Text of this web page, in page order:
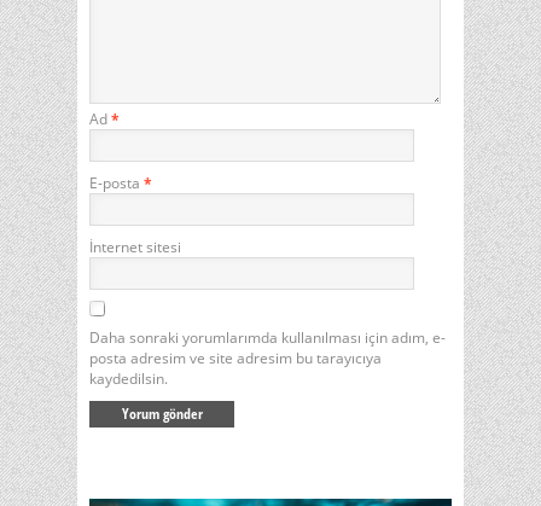
Ad*
E-posta *
İnternet sitesi
Daha sonraki yorumlarımda kullanılması için adım, e-
posta adresim ve site adresim bu tarayıcıya
kaydedilsin.